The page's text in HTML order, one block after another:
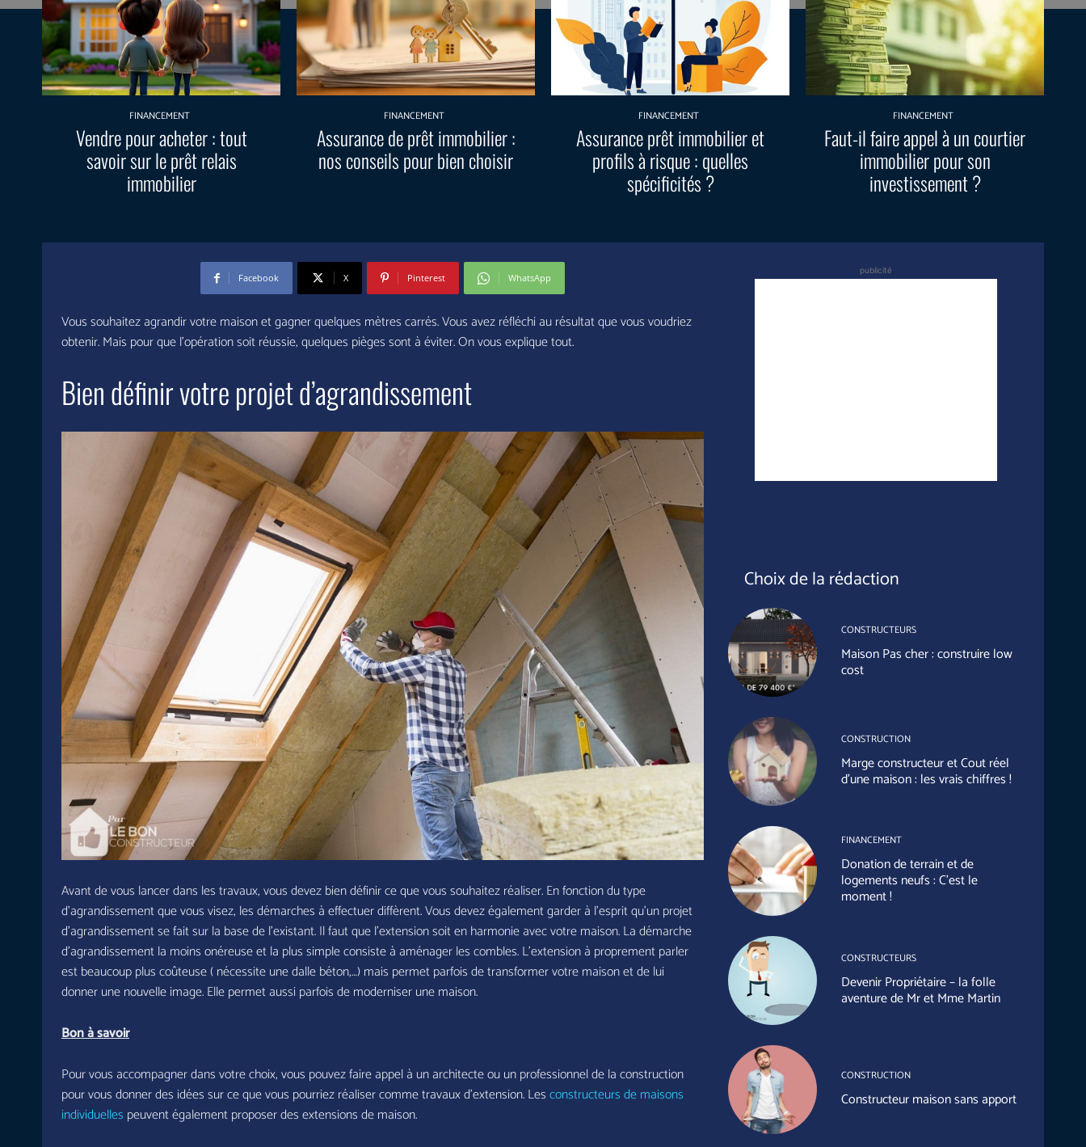
FINANCEMENT
Vendre pour acheter : tout
savoir sur le prêt relais
immobilier
FINANCEMENT
Assurance de prêt immobilier :
nos conseils pour bien choisir
FINANCEMENT
Assurance prêt immobilier et
profils à risque : quelles
spécificités ?
FINANCEMENT
Faut-il faire appel à un courtier
immobilier pour son
investissement ?
Facebook X Pinterest WhatsApp
Vous souhaitez agrandir votre maison et gagner quelques mètres carrés. Vous avez réfléchi au résultat que vous voudriez
obtenir. Mais pour que l’opération soit réussie, quelques pièges sont à éviter. On vous explique tout.
Bien définir votre projet d’agrandissement
Avant de vous lancer dans les travaux, vous devez bien définir ce que vous souhaitez réaliser. En fonction du type
d’agrandissement que vous visez, les démarches à effectuer diffèrent. Vous devez également garder à l’esprit qu’un projet
d’agrandissement se fait sur la base de l’existant. Il faut que l’extension soit en harmonie avec votre maison. La démarche
d’agrandissement la moins onéreuse et la plus simple consiste à aménager les combles. L’extension à proprement parler
est beaucoup plus coûteuse ( nécessite une dalle béton,…) mais permet parfois de transformer votre maison et de lui
donner une nouvelle image. Elle permet aussi parfois de moderniser une maison.
Bon à savoir
Pour vous accompagner dans votre choix, vous pouvez faire appel à un architecte ou un professionnel de la construction
pour vous donner des idées sur ce que vous pourriez réaliser comme travaux d’extension. Lesconstructeurs de maisons
individuelles peuvent également proposer des extensions de maison.
publicité
Choix de la rédaction
CONSTRUCTEURS
Maison Pas cher : construire low
cost
CONSTRUCTION
Marge constructeur et Cout réel
d’une maison : les vrais chiffres !
FINANCEMENT
Donation de terrain et de
logements neufs : C’est le
moment !
CONSTRUCTEURS
Devenir Propriétaire – la folle
aventure de Mr et Mme Martin
CONSTRUCTION
Constructeur maison sans apport